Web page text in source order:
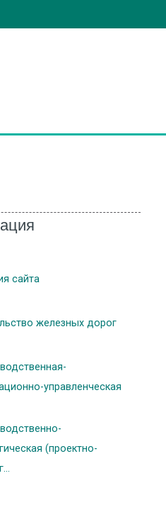
сайта
железных дорог
управленческая
(проектно-